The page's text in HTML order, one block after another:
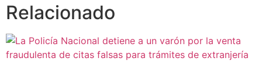
Relacionado